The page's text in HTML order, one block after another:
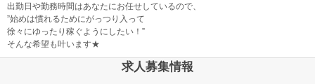
出勤日や勤務時間はあなたにお任せしているので、
”始めは慣れるためにがっつり入って
徐々にゆったり稼ぐようにしたい！”
そんな希望も叶います★
求人募集情報